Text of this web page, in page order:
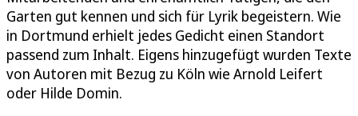
Garten gut kennen und sich für Lyrik begeistern. Wie
in Dortmund erhielt jedes Gedicht einen Standort
passend zum Inhalt. Eigens hinzugefügt wurden Texte
von Autoren mit Bezug zu Köln wie Arnold Leifert
oder Hilde Domin.